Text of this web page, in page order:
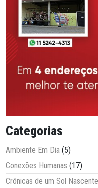
Categorias
Ambiente Em Dia (5)
Conexões Humanas (17)
Crônicas de um Sol Nascente